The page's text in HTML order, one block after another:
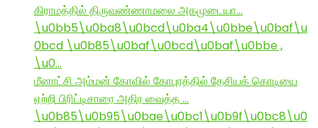
கிராமத்தில் திருவண்ணாமலை அகமுடையா…
\u0bb5\u0ba8\u0bcd\u0ba4\u0bbe\u0baf\u
0bcd \u0b85\u0baf\u0bcd\u0baf\u0bbe ,
\u0…
மீனாட்சி அம்மன் கோவில் கோபுரத்தில் தேசியக் கொடியை
ஏற்றி பிரிட்டிசாரை அதிர வைத்த …
\u0b85\u0b95\u0bae\u0bc1\u0b9f\u0bc8\u0